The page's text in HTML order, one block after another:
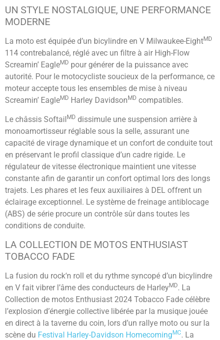
UN STYLE NOSTALGIQUE, UNE PERFORMANCE
MODERNE
La moto est équipée d’un bicylindre en V Milwaukee-EightMD
114 contrebalancé, réglé avec un filtre à air High-Flow
Screamin’ EagleMD pour générer de la puissance avec
autorité. Pour le motocycliste soucieux de la performance, ce
moteur accepte tous les ensembles de mise à niveau
Screamin’ EagleMD Harley Davidson MD compatibles.
Le châssis SoftailMD dissimule une suspension arrière à
monoamortisseur réglable sous la selle, assurant une
capacité de virage dynamique et un confort de conduite tout
en préservant le profil classique d’un cadre rigide. Le
régulateur de vitesse électronique maintient une vitesse
constante afin de garantir un confort optimal lors des longs
trajets. Les phares et les feux auxiliaires à DEL offrent un
éclairage exceptionnel. Le système de freinage antiblocage
(ABS) de série procure un contrôle sûr dans toutes les
conditions de conduite.
LA COLLECTION DE MOTOS ENTHUSIAST
TOBACCO FADE
La fusion du rock‘n roll et du rythme syncopé d’un bicylindre
en V fait vibrer l’âme des conducteurs de HarleyMD. La
Collection de motos Enthusiast 2024 Tobacco Fade célèbre
l’explosion d’énergie collective libérée par la musique jouée
en direct à la taverne du coin, lors d’un rallye moto ou sur la
scène du Festival Harley-Davidson Homecoming MC. La